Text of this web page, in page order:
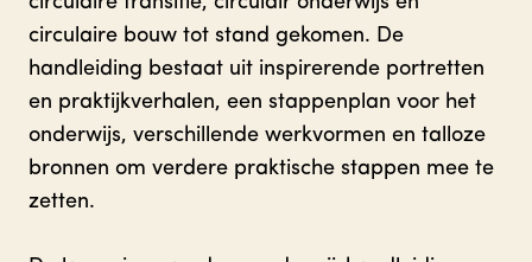
circulaire bouw tot stand gekomen. De
handleiding bestaat uit inspirerende portretten
en praktijkverhalen, een stappenplan voor het
onderwijs, verschillende werkvormen en talloze
bronnen om verdere praktische stappen mee te
zetten.